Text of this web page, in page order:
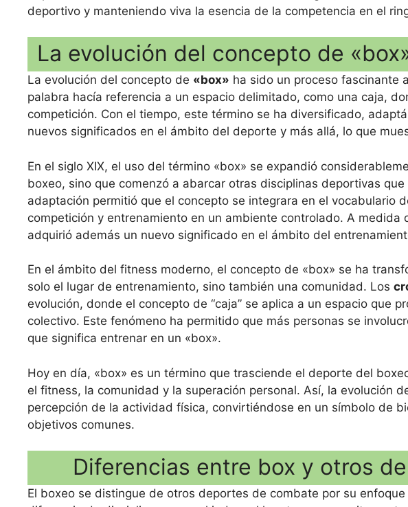
deportivo y manteniendo viva la esencia de la competencia en el
La evolución del concepto de
La evolución del concepto de «box» ha sido un proceso fascinante
palabra hacía referencia a un espacio delimitado, como una caja,
competición. Con el tiempo, este término se ha diversificado,
nuevos significados en el ámbito del deporte y más allá, lo que
En el siglo XIX, el uso del término «box» se expandió
boxeo, sino que comenzó a abarcar otras disciplinas deportivas
adaptación permitió que el concepto se integrara en el vocabulario
competición y entrenamiento en un ambiente controlado. A
adquirió además un nuevo significado en el ámbito del
En el ámbito del fitness moderno, el concepto de «box» se ha
solo el lugar de entrenamiento, sino también una comunidad. Los
evolución, donde el concepto de “caja” se aplica a un espacio que
colectivo. Este fenómeno ha permitido que más personas se
que significa entrenar en un «box».
Hoy en día, «box» es un término que trasciende el deporte del
el fitness, la comunidad y la superación personal. Así, la evolución
percepción de la actividad física, convirtiéndose en un símbolo de
objetivos comunes.
Diferencias entre box y otros
El boxeo se distingue de otros deportes de combate por su